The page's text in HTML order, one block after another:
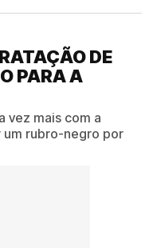
DE
PARA A
vez mais com a
um rubro-negro por